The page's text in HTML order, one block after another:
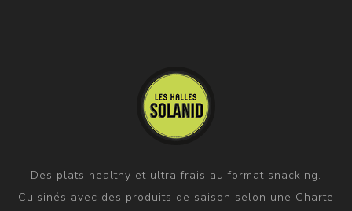
Des plats healthy et ultra frais au format snacking.
Cuisinés avec des produits de saison selon une Charte